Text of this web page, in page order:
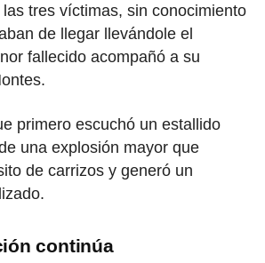
tres víctimas, sin conocimiento
de llegar llevándole el
fallecido acompañó a su
primero escuchó un estallido
una explosión mayor que
de carrizos y generó un
continúa